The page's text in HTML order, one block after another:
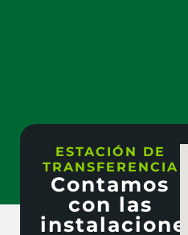
ESTACIÓN DE
TRANSFERENCIA
Contamos
con las
instalaciones